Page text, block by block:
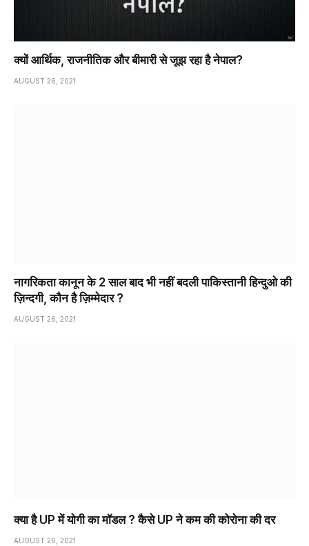
क्यों आर्थिक, राजनीतिक और बीमारी से जूझ रहा है नेपाल?
AUGUST 26, 2021
नागरिकता कानून के 2 साल बाद भी नहीं बदली पाकिस्तानी हिन्दुओ की
ज़िन्दगी, कौन है ज़िम्मेदार ?
AUGUST 26, 2021
क्या है UP में योगी का मॉडल ? कैसे UP ने कम की कोरोना की दर
AUGUST 26, 2021